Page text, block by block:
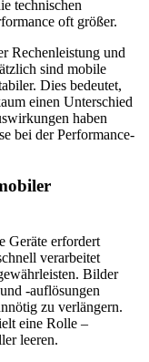
technischen
oft größer.
Rechenleistung und
sind mobile
Dies bedeutet,
einen Unterschied
haben
bei der Performance-
Geräte erfordert
verarbeitet
Bilder
-auflösungen
zu verlängern.
eine Rolle –
leeren.